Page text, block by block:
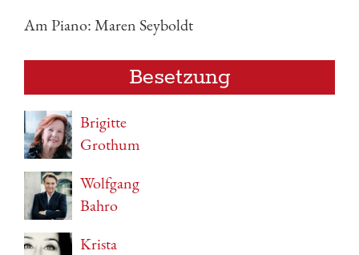
Am Piano: Maren Seyboldt
Besetzung
Brigitte
Grothum
Wolfgang
Bahro
Krista